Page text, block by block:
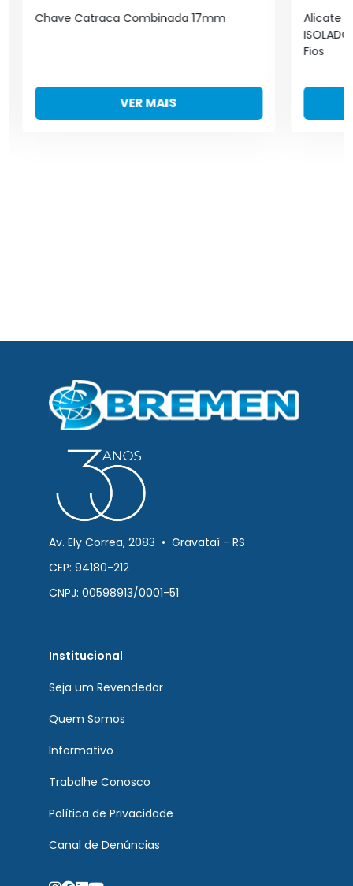
Chave Catraca Combinada 17mm
VER MAIS
Alicate
Fios
Av. Ely Correa, 2083 • Gravataí - RS
CEP: 94180-212
CNPJ: 00598913/0001-51
Institucional
Seja um Revendedor
Quem Somos
Informativo
Trabalhe Conosco
Política de Privacidade
Canal de Denúncias